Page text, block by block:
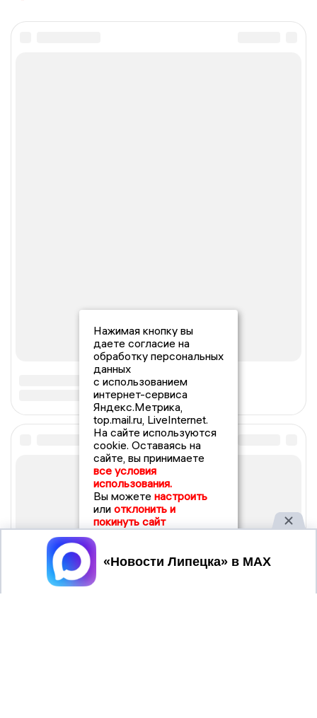
Нажимая кнопку вы
даете согласие на
обработку персональных
данных
с использованием
интернет-сервиса
Яндекс.Метрика,
top.mail.ru, LiveInternet.
На сайте используются
cookie. Оставаясь на
сайте, вы принимаете
все условия
использования.
Вы можете настроить
или отклонить и
покинуть сайт
Принять